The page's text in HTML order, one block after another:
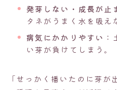
発芽しない・成長が止
タネがうまく水を吸え
病気にかかりやすい
い芽が負けてしまう。
「せっかく播いたのに芽